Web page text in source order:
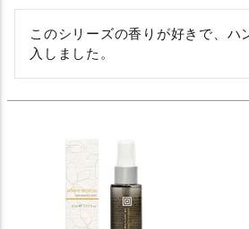
このシリーズの香りが好きで、ハ
入しました。